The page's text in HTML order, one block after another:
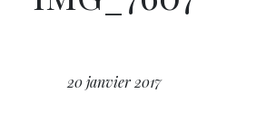
20 janvier 2017